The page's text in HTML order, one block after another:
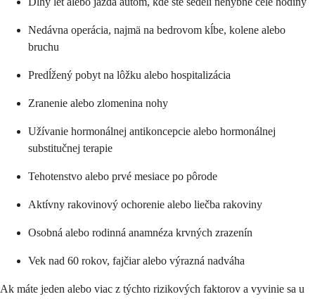
Nedávna operácia, najmä na bedrovom kĺbe, kolene alebo
bruchu
Predĺžený pobyt na lôžku alebo hospitalizácia
Zranenie alebo zlomenina nohy
Užívanie hormonálnej antikoncepcie alebo hormonálnej
substitučnej terapie
Tehotenstvo alebo prvé mesiace po pôrode
Aktívny rakovinový ochorenie alebo liečba rakoviny
Osobná alebo rodinná anamnéza krvných zrazenín
Vek nad 60 rokov, fajčiar alebo výrazná nadváha
Ak máte jeden alebo viac z týchto rizikových faktorov a vyvinie sa u